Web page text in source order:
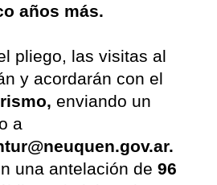
años más.
pliego, las visitas al
y acordarán con el
enviando un
a
una antelación de 96